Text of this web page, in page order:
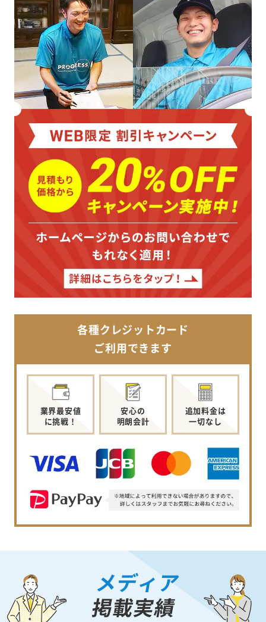
各種クレジットカード
ご利用できます
業界最安値
に挑戦！
安心の
明朗会計
追加料金は
一切なし
メディア
掲載実績